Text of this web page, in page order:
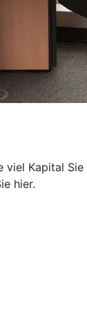
Kapital
hier.